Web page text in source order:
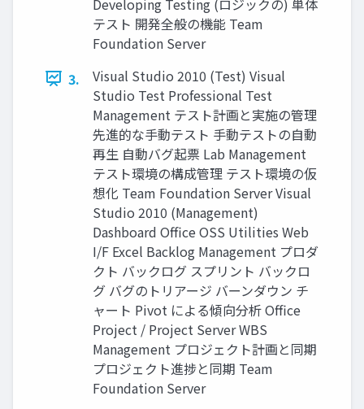
テスト 開発全般の機能 Team
Foundation Server
3.
Visual Studio 2010 (Test) Visual
Studio Test Professional Test
Management テスト計画と実施の管理
先進的な手動テスト 手動テストの自動
再生 自動バグ起票 Lab Management
テスト環境の構成管理 テスト環境の仮
想化 Team Foundation Server Visual
Studio 2010 (Management)
Dashboard Office OSS Utilities Web
I/F Excel Backlog Management プロダ
クト バックログ スプリント バックロ
グ バグのトリアージ バーンダウン チ
ャート Pivot による傾向分析 Office
Project / Project Server WBS
Management プロジェクト計画と同期
プロジェクト進捗と同期 Team
Foundation Server